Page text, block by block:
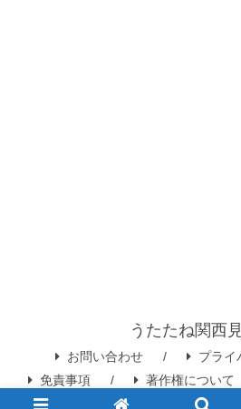
うたたね関西
お問い合わせ
プライ
免責事項
著作権について